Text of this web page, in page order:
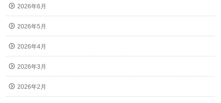
2026年6月
2026年5月
2026年4月
2026年3月
2026年2月